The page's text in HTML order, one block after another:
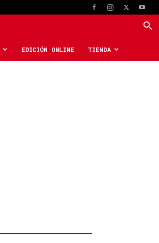
EDICIÓN ONLINE TIENDA